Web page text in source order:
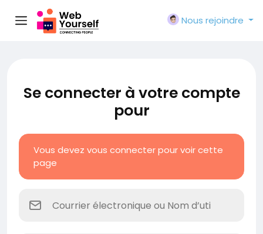
Nous rejoindre
Se connecter à votre compte
pour
Vous devez vous connecter pour voir cette
page